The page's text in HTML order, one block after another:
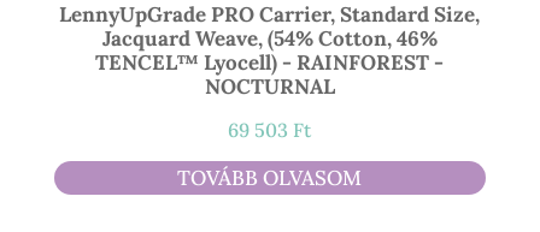
LennyUpGrade PRO Carrier, Standard Size,
Jacquard Weave, (54% Cotton, 46%
TENCEL™ Lyocell) - RAINFOREST -
NOCTURNAL
69 503 Ft
TOVÁBB OLVASOM